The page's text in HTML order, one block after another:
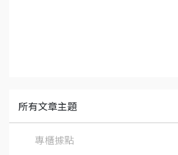
所有文章主題
專櫃據點